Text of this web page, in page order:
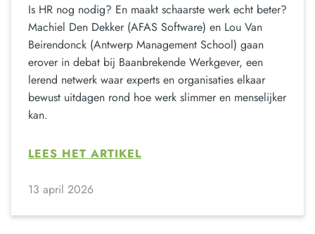
Is HR nog nodig? En maakt schaarste werk echt beter?
Machiel Den Dekker (AFAS Software) en Lou Van
Beirendonck (Antwerp Management School) gaan
erover in debat bij Baanbrekende Werkgever, een
lerend netwerk waar experts en organisaties elkaar
bewust uitdagen rond hoe werk slimmer en menselijker
kan.
LEES HET ARTIKEL
13 april 2026